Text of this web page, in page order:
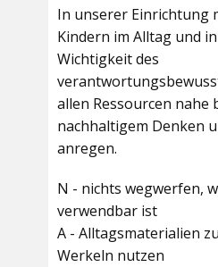
In unserer Einrichtung
Kindern im Alltag und
Wichtigkeit des
allen Ressourcen nahe
nachhaltigem Denken
anregen.
N - nichts wegwerfen,
verwendbar ist
A - Alltagsmaterialien
Werkeln nutzen